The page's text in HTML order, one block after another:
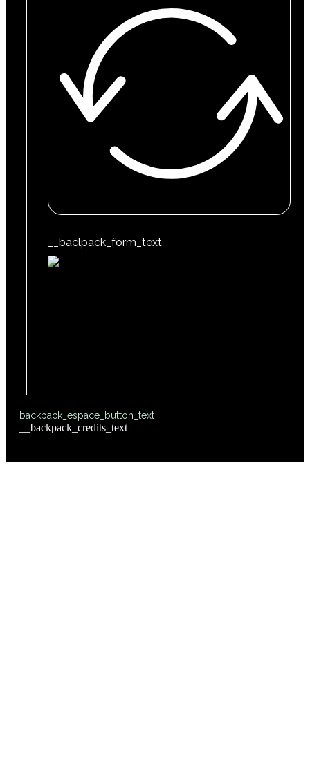
__baclpack_form_text
backpack_espace_button_text
__backpack_credits_text